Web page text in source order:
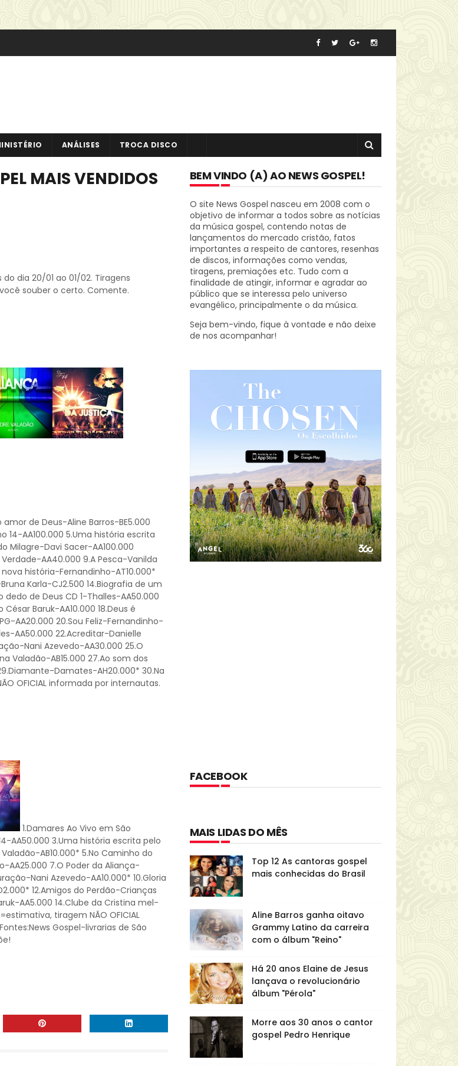
ANÁLISES TROCA DISCO
MAIS VENDIDOS
do dia 20/01 ao 01/02. Tiragens
souber o certo. Comente.
de Deus-Aline Barros-BE5.000
AA100.000 5.Uma história escrita
Milagre-Davi Sacer-AA100.000
AA40.000 9.A Pesca-Vanilda
nova história-Fernandinho-AT10.000*
Karla-CJ2.500 14.Biografia de um
de Deus CD 1-Thalles-AA50.000
Baruk-AA10.000 18.Deus é
AA20.000 20.Sou Feliz-Fernandinho-
AA50.000 22.Acreditar-Danielle
Nani Azevedo-AA30.000 25.O
Valadão-AB15.000 27.Ao som dos
Damates-AH20.000* 30.Na
OFICIAL informada por internautas.
1.Damares Ao Vivo em São
AA50.000 3.Uma história escrita pelo
AB10.000* 5.No Caminho do
AA25.000 7.O Poder da Aliança-
Nani Azevedo-AA10.000* 10.Gloria
12.Amigos do Perdão-Crianças
AA5.000 14.Clube da Cristina mel-
tiragem NÃO OFICIAL
Gospel-livrarias de São
BEM VINDO (A) AO NEWS GOSPEL!
O site News Gospel nasceu em 2008 com o
objetivo de informar a todos sobre as notícias
da música gospel, contendo notas de
lançamentos do mercado cristão, fatos
importantes a respeito de cantores, resenhas
de discos, informações como vendas,
tiragens, premiações etc. Tudo com a
finalidade de atingir, informar e agradar ao
público que se interessa pelo universo
evangélico, principalmente o da música.
Seja bem-vindo, fique à vontade e não deixe
de nos acompanhar!
FACEBOOK
MAIS LIDAS DO MÊS
Top 12 As cantoras gospel
mais conhecidas do Brasil
Aline Barros ganha oitavo
Grammy Latino da carreira
com o álbum "Reino"
Há 20 anos Elaine de Jesus
lançava o revolucionário
álbum "Pérola"
Morre aos 30 anos o cantor
gospel Pedro Henrique